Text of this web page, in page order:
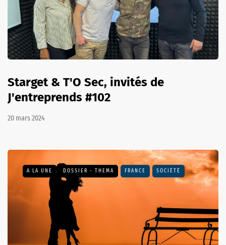
Starget & T'O Sec, invités de
J'entreprends #102
20 mars 2024
A LA UNE DOSSIER - THEMA FRANCE SOCIÉTÉ